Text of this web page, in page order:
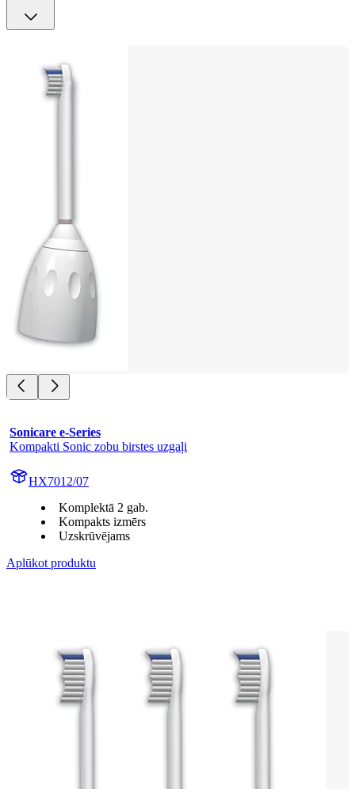
Sonicare e-Series
Kompakti Sonic zobu birstes uzgaļi
HX7012/07
Komplektā 2 gab.
Kompakts izmērs
Uzskrūvējams
Aplūkot produktu